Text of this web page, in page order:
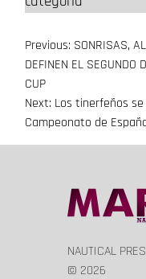
Navegación
de
entradas
Previous: SONRISAS,
DEFINEN EL SEGUNDO
CUP
Next: Los tinerfeños
Campeonato de
NAUTICAL
© 2026